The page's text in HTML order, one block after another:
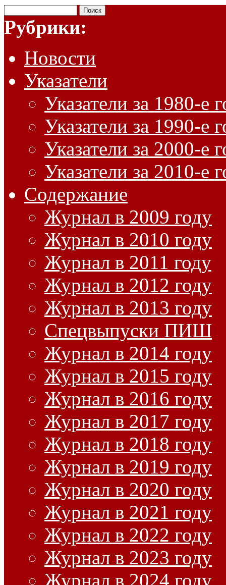
Рубрики:
Новости
Указатели
Указатели за 1980-е
Указатели за 1990-е
Указатели за 2000-е
Указатели за 2010-е
Содержание
Журнал в 2009 году
Журнал в 2010 году
Журнал в 2011 году
Журнал в 2012 году
Журнал в 2013 году
Спецвыпуски ПИШ
Журнал в 2014 году
Журнал в 2015 году
Журнал в 2016 году
Журнал в 2017 году
Журнал в 2018 году
Журнал в 2019 году
Журнал в 2020 году
Журнал в 2021 году
Журнал в 2022 году
Журнал в 2023 году
Журнал в 2024 году